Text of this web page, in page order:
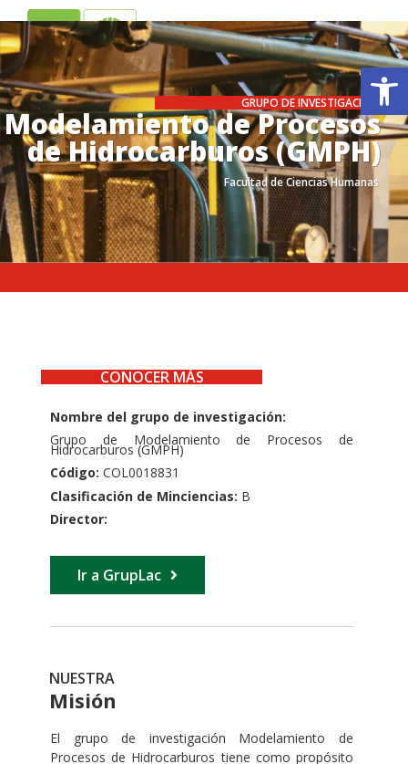
ES EN
GRUPO DE INVESTIGACIÓN
Modelamiento de Procesos
de Hidrocarburos (GMPH)
Facultad de Ciencias Humanas
..
CONOCER MÁS
Nombre del grupo de investigación:
Grupo de Modelamiento de Procesos de
Hidrocarburos (GMPH)
Código: COL0018831
Clasificación de Minciencias: B
Director:
Ir a GrupLac
NUESTRA
Misión
El grupo de investigación Modelamiento de
Procesos de Hidrocarburos tiene como propósito